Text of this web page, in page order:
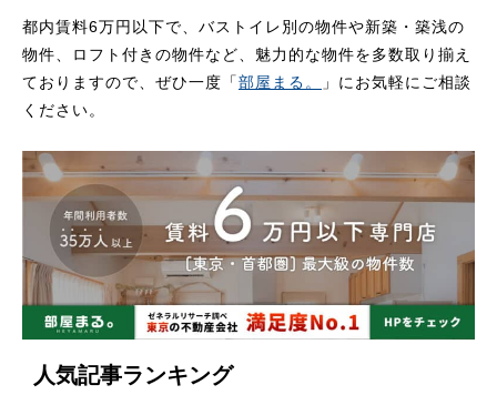
都内賃料6万円以下で、バストイレ別の物件や新築・築浅の
物件、ロフト付きの物件など、魅力的な物件を多数取り揃え
ておりますので、ぜひ一度「部屋まる。
」にお気軽にご相談
ください。
人気記事ランキング